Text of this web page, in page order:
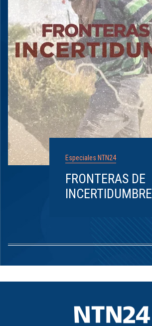
Especiales NTN24
FRONTERAS DE
INCERTIDUMBRE
8